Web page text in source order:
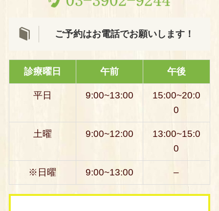
ご予約はお電話でお願いします！
診療曜日 午前 午後
平日 9:00~13:00
15:00~20:0
0
土曜 9:00~12:00
13:00~15:0
0
※日曜 9:00~13:00 –